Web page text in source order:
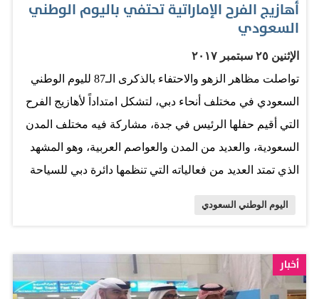
حين ستتراقص «نافورة دبي» في عروض معدة خصيصاً لهذه
مساءً، بالإضافة إلى العروض الاعتيادية التي يترقبها الزوار.
كما تقدم «إعمار» للزوار السعوديين باقة من العروض
الترويجية الخاصة على الوجهات الترفيهية والإقامة الفندقية
والتسوق في «وسط مدينة دبي». وتشمل العروض وجهات
«إعمار للترفيه» و«قمة البرج، برج خليفة»، كما اعتمدت
خصومات للزائرين إلى هذه الأماكن وأيضاً خصومات كبيرة في
ريل…
أهازيج الفرح الإماراتية تحتفي باليوم الوطني
السعودي
الإثنين ٢٥ سبتمبر ٢٠١٧
تواصلت مظاهر الزهو والاحتفاء بالذكرى الـ87 لليوم الوطني
السعودي في مختلف أنحاء دبي، لتشكل امتداداً لأهازيج الفرح
التي أقيم حفلها الرئيس في جدة، مشاركة فيه مختلف المدن
السعودية، والعديد من المدن والعواصم العربية، وهو المشهد
الذي تمتد العديد من فعالياته التي تنظمها دائرة دبي للسياحة
لتشمل إلى جانب الفعاليات الغنائية، عروض ألعاب نارية،
وفقرات ترفيهية وفعاليات مختلفة، شاركت فيها العديد من
اليوم الوطني السعودي
أخبار